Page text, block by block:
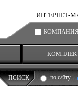
ИНТЕРНЕТ-
КОМПАНИЯ
ПОИСК по сайту